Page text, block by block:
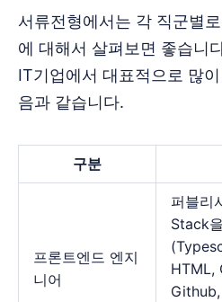
서류전형에서는 각 직군별
에 대해서 살펴보면 좋습니
IT기업에서 대표적으로 많
음과 같습니다.
구분
프론트엔드 엔지
니어
퍼블리
Stack
HTML,